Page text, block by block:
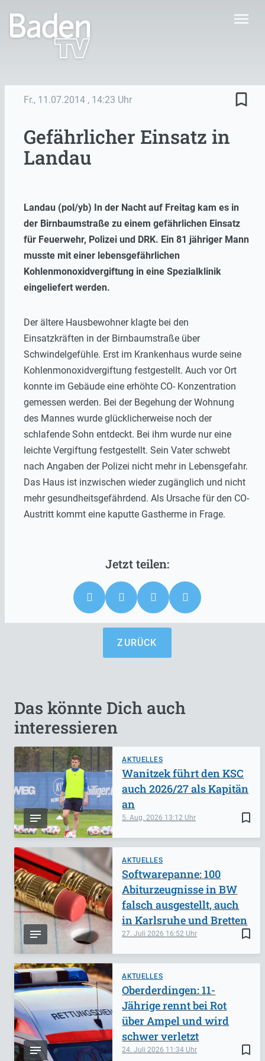
menu
Fr., 11.07.2014 , 14:23 Uhr bookmark_border
Gefährlicher Einsatz in
Landau
Landau (pol/yb) In der Nacht auf Freitag kam es in
der Birnbaumstraße zu einem gefährlichen Einsatz
für Feuerwehr, Polizei und DRK. Ein 81 jähriger Mann
musste mit einer lebensgefährlichen
Kohlenmonoxidvergiftung in eine Spezialklinik
eingeliefert werden.
Der ältere Hausbewohner klagte bei den
Einsatzkräften in der Birnbaumstraße über
Schwindelgefühle. Erst im Krankenhaus wurde seine
Kohlenmonoxidvergiftung festgestellt. Auch vor Ort
konnte im Gebäude eine erhöhte CO- Konzentration
gemessen werden. Bei der Begehung der Wohnung
des Mannes wurde glücklicherweise noch der
schlafende Sohn entdeckt. Bei ihm wurde nur eine
leichte Vergiftung festgestellt. Sein Vater schwebt
nach Angaben der Polizei nicht mehr in Lebensgefahr.
Das Haus ist inzwischen wieder zugänglich und nicht
mehr gesundheitsgefährdend. Als Ursache für den CO-
Austritt kommt eine kaputte Gastherme in Frage.
ZURÜCK
Das könnte Dich auch
interessieren
AKTUELLES
bookmark_border
5. Aug. 2026 13:12
Wanitzek führt den KSC
auch 2026/27 als Kapitän
an
AKTUELLES
bookmark_border
27. Juli 2026 16:52
Softwarepanne: 100
Abiturzeugnisse in BW
falsch ausgestellt, auch
in Karlsruhe und Bretten
AKTUELLES
bookmark_border
24. Juli 2026 11:34
Oberderdingen: 11-
Jährige rennt bei Rot
über Ampel und wird
schwer verletzt